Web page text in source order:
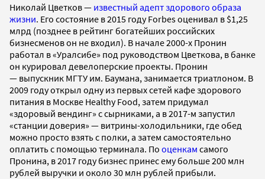
Николай Цветков — известный адепт здорового образа
жизни. Его состояние в 2015 году Forbes оценивал в $1,25
млрд (позднее в рейтинг богатейших российских
бизнесменов он не входил). В начале 2000-х Пронин
работал в «Уралсибе» под руководством Цветкова, в банке
он курировал девелоперские проекты. Пронин
— выпускник МГТУ им. Баумана, занимается триатлоном. В
2009 году открыл одну из первых сетей кафе здорового
питания в Москве Healthy Food, затем придумал
«здоровый вендинг» с сырниками, а в 2017-м запустил
«станции доверия» — витрины-холодильники, где обед
можно просто взять с полки, а затем самостоятельно
оплатить с помощью терминала. По оценкам самого
Пронина, в 2017 году бизнес принес ему больше 200 млн
рублей выручки и около 30 млн рублей прибыли.